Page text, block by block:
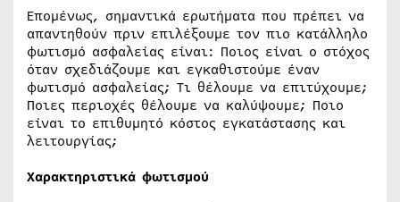
Επομένως, σημαντικά ερωτήματα που πρέπει να
απαντηθούν πριν επιλέξουμε τον πιο κατάλληλο
φωτισμό ασφαλείας είναι: Ποιος είναι ο στόχος
όταν σχεδιάζουμε και εγκαθιστούμε έναν
φωτισμό ασφαλείας; Τι θέλουμε να επιτύχουμε;
Ποιες περιοχές θέλουμε να καλύψουμε; Ποιο
είναι το επιθυμητό κόστος εγκατάστασης και
λειτουργίας;
Χαρακτηριστικά φωτισμού